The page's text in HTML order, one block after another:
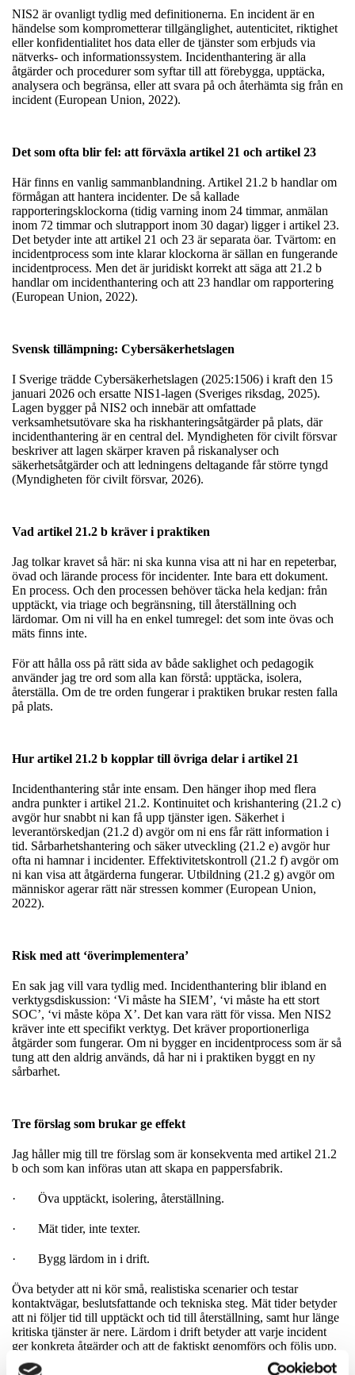
NIS2 är ovanligt tydlig med definitionerna. En incident är en
händelse som komprometterar tillgänglighet, autenticitet, riktighet
eller konfidentialitet hos data eller de tjänster som erbjuds via
nätverks- och informationssystem. Incidenthantering är alla
åtgärder och procedurer som syftar till att förebygga, upptäcka,
analysera och begränsa, eller att svara på och återhämta sig från en
incident (European Union, 2022).
Det som ofta blir fel: att förväxla artikel 21 och artikel 23
Här finns en vanlig sammanblandning. Artikel 21.2 b handlar om
förmågan att hantera incidenter. De så kallade
rapporteringsklockorna (tidig varning inom 24 timmar, anmälan
inom 72 timmar och slutrapport inom 30 dagar) ligger i artikel 23.
Det betyder inte att artikel 21 och 23 är separata öar. Tvärtom: en
incidentprocess som inte klarar klockorna är sällan en fungerande
incidentprocess. Men det är juridiskt korrekt att säga att 21.2 b
handlar om incidenthantering och att 23 handlar om rapportering
(European Union, 2022).
Svensk tillämpning: Cybersäkerhetslagen
I Sverige trädde Cybersäkerhetslagen (2025:1506) i kraft den 15
januari 2026 och ersatte NIS1-lagen (Sveriges riksdag, 2025).
Lagen bygger på NIS2 och innebär att omfattade
verksamhetsutövare ska ha riskhanteringsåtgärder på plats, där
incidenthantering är en central del. Myndigheten för civilt försvar
beskriver att lagen skärper kraven på riskanalyser och
säkerhetsåtgärder och att ledningens deltagande får större tyngd
(Myndigheten för civilt försvar, 2026).
Vad artikel 21.2 b kräver i praktiken
Jag tolkar kravet så här: ni ska kunna visa att ni har en repeterbar,
övad och lärande process för incidenter. Inte bara ett dokument.
En process. Och den processen behöver täcka hela kedjan: från
upptäckt, via triage och begränsning, till återställning och
lärdomar. Om ni vill ha en enkel tumregel: det som inte övas och
mäts finns inte.
För att hålla oss på rätt sida av både saklighet och pedagogik
använder jag tre ord som alla kan förstå: upptäcka, isolera,
återställa. Om de tre orden fungerar i praktiken brukar resten falla
på plats.
Hur artikel 21.2 b kopplar till övriga delar i artikel 21
Incidenthantering står inte ensam. Den hänger ihop med flera
andra punkter i artikel 21.2. Kontinuitet och krishantering (21.2 c)
avgör hur snabbt ni kan få upp tjänster igen. Säkerhet i
leverantörskedjan (21.2 d) avgör om ni ens får rätt information i
tid. Sårbarhetshantering och säker utveckling (21.2 e) avgör hur
ofta ni hamnar i incidenter. Effektivitetskontroll (21.2 f) avgör om
ni kan visa att åtgärderna fungerar. Utbildning (21.2 g) avgör om
människor agerar rätt när stressen kommer (European Union,
2022).
Risk med att ‘överimplementera’
En sak jag vill vara tydlig med. Incidenthantering blir ibland en
verktygsdiskussion: ‘Vi måste ha SIEM’, ‘vi måste ha ett stort
SOC’, ‘vi måste köpa X’. Det kan vara rätt för vissa. Men NIS2
kräver inte ett specifikt verktyg. Det kräver proportionerliga
åtgärder som fungerar. Om ni bygger en incidentprocess som är så
tung att den aldrig används, då har ni i praktiken byggt en ny
sårbarhet.
Tre förslag som brukar ge effekt
Jag håller mig till tre förslag som är konsekventa med artikel 21.2
b och som kan införas utan att skapa en pappersfabrik.
· Öva upptäckt, isolering, återställning.
· Mät tider, inte texter.
· Bygg lärdom in i drift.
Öva betyder att ni kör små, realistiska scenarier och testar
kontaktvägar, beslutsfattande och tekniska steg. Mät tider betyder
att ni följer tid till upptäckt och tid till återställning, samt hur länge
kritiska tjänster är nere. Lärdom i drift betyder att varje incident
ger konkreta åtgärder och att de faktiskt genomförs och följs upp.
Det är så ni går från compliance till förmåga.